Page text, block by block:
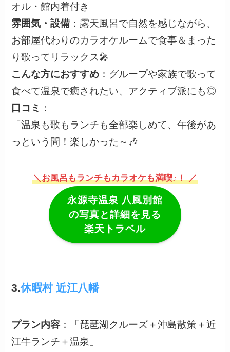
オル・館内着付き
雰囲気・設備：露天風呂で自然を感じながら、
お部屋代わりのカラオケルームで食事＆まった
り歌ってリラックス🎤
こんな方におすすめ ：グループや家族で歌って
食べて温泉で癒されたい、アクティブ派にも◎
口コミ
：
「温泉も歌もランチも全部楽しめて、午後があ
っという間！楽しかった～🎶」
＼お風呂もランチもカラオケも満喫♪！ ／
永源寺温泉 八風別館
の写真と詳細を見る
楽天トラベル
3.休暇村 近江八幡
プラン内容 ：「琵琶湖クルーズ＋沖島散策＋近
江牛ランチ＋温泉」